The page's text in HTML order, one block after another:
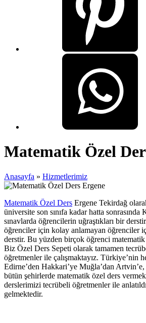
Matematik Özel
Anasayfa » Hizmetlerimiz
Matematik Özel Ders Ergene Tekirdağ
üniversite son sınıfa kadar hatta sonrasında
sınavlarda öğrencilerin uğraştıkları bir
öğrenciler için kolay anlamayan öğrenciler
derstir. Bu yüzden birçok öğrenci matematik
Biz Özel Ders Sepeti olarak tamamen
öğretmenler ile çalışmaktayız. Türkiye’nin
Edirne’den Hakkari’ye Muğla’dan
bütün şehirlerde matematik özel ders
derslerimizi tecrübeli öğretmenler ile
gelmektedir.